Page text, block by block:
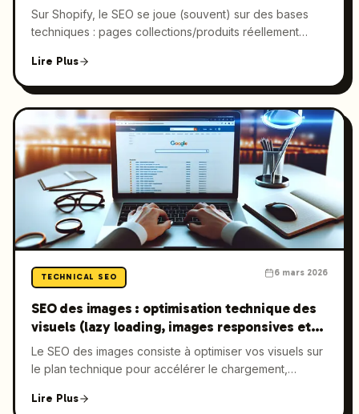
l’indexation
Sur Shopify, le SEO se joue (souvent) sur des bases
techniques : pages collections/produits réellement
rapides et données structurées fiables pour rendre vos
fiches éligibles aux rich results. Ce guide détaille les
une équipe marketing avec peu de temps
développeur, ainsi que la manière dont Launchmind
automatise les workflows GEO + SEO pour accélérer la
croissance sur Google et la recherche AI.
Lire Plus
TECHNICAL SEO 6 mars 2026
SEO des images : optimisation technique des
visuels (lazy loading, images responsives et
formats modernes)
Le SEO des images consiste à optimiser vos visuels sur
le plan technique pour accélérer le chargement,
recherche et augmenter leurs chances d’apparaître
Lire Plus